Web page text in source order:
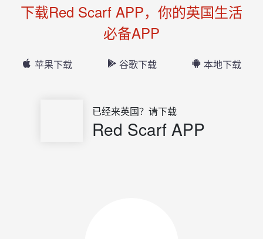
下载Red Scarf APP，你的英国生活
必备APP
苹果下载 谷歌下载 本地下载
已经来英国？请下载
Red Scarf APP